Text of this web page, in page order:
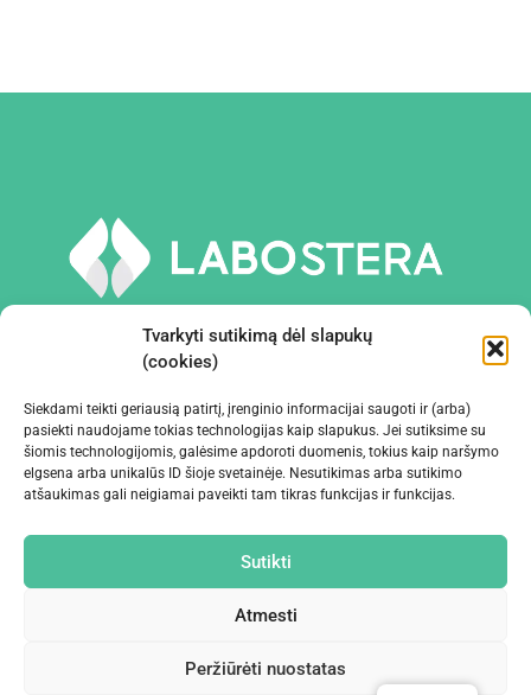
Tvarkyti sutikimą dėl slapukų
(cookies)
Siekdami teikti geriausią patirtį, įrenginio informacijai saugoti ir (arba)
pasiekti naudojame tokias technologijas kaip slapukus. Jei sutiksime su
šiomis technologijomis, galėsime apdoroti duomenis, tokius kaip naršymo
elgsena arba unikalūs ID šioje svetainėje. Nesutikimas arba sutikimo
atšaukimas gali neigiamai paveikti tam tikras funkcijas ir funkcijas.
Sutikti
Atmesti
Peržiūrėti nuostatas
PRIEMONĖS IR ĮRANGA
ĮMONĖ